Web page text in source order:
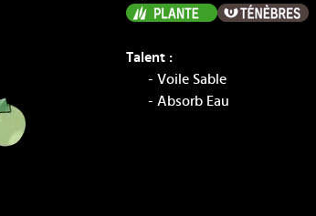
Plante
Talent :
- Voile Sable
- Absorb Eau